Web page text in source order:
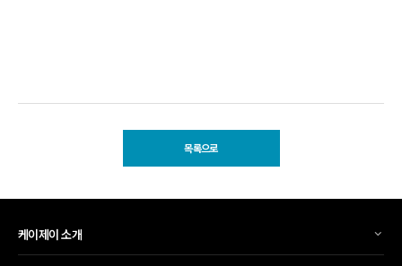
목록으로
케이제이 소개